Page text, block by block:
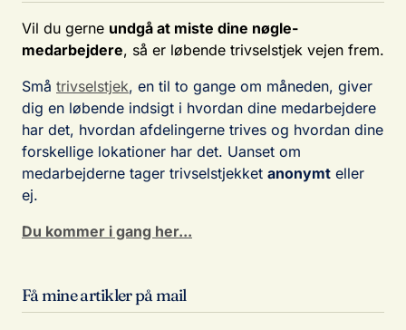
Vil du gerne undgå at miste dine nøgle-
medarbejdere, så er løbende trivselstjek vejen frem.
Små trivselstjek, en til to gange om måneden, giver
dig en løbende indsigt i hvordan dine medarbejdere
har det, hvordan afdelingerne trives og hvordan dine
forskellige lokationer har det. Uanset om
medarbejderne tager trivselstjekket anonymt eller
ej.
Du kommer i gang her...
Få mine artikler på mail